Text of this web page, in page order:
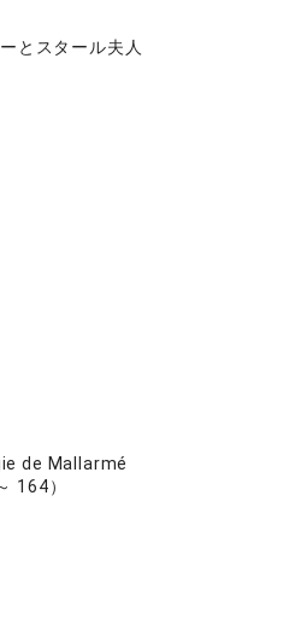
とスタール夫人
de Mallarmé
164）